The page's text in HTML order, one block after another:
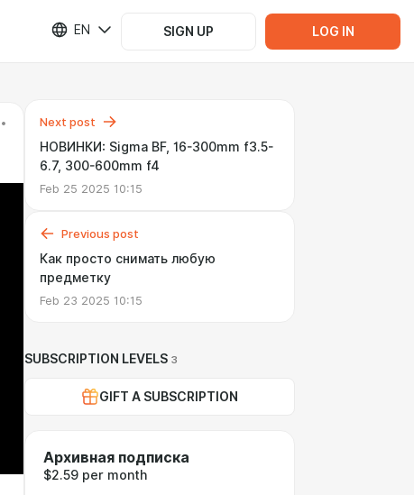
EN SIGN UP LOG IN
Next post
НОВИНКИ: Sigma BF, 16-300mm f3.5-
6.7, 300-600mm f4
Feb 25 2025 10:15
Previous post
Как просто снимать любую
предметку
Feb 23 2025 10:15
SUBSCRIPTION LEVELS 3
GIFT A SUBSCRIPTION
Архивная подписка
$2.59 per month